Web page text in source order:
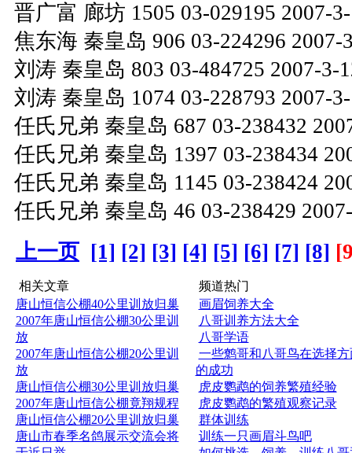
晋广富 廊坊 1505 03-029195 2007-
焦东海 秦皇岛 906 03-224296 2007-
刘涛 秦皇岛 803 03-484725 2007-3-
刘涛 秦皇岛 1074 03-228793 2007-
任氏兄弟 秦皇岛 687 03-238432
任氏兄弟 秦皇岛 1397 03-238434
任氏兄弟 秦皇岛 1145 03-238424
任氏兄弟 秦皇岛 46 03-238429
上一页 [1] [2] [3] [4] [5] [6] [7] [8]
相关文章
唐山恒信公棚40公里训放归巢
2007年唐山恒信公棚30公里训
放
2007年唐山恒信公棚20公里训
放
唐山恒信公棚30公里训放归巢
2007年唐山恒信公棚竟翔规程
唐山恒信公棚20公里训放归巢
唐山市春季名鸽展示交流会将
频道热门
画眉饲养大全
八哥训养方法大全
八哥学语
一些鹩哥和八哥鸟在选择方
的成功
虎皮鹦鹉的饲养繁殖经验
虎皮鹦鹉的繁殖观察记录
群体训练
训练一只画眉斗鸟吧